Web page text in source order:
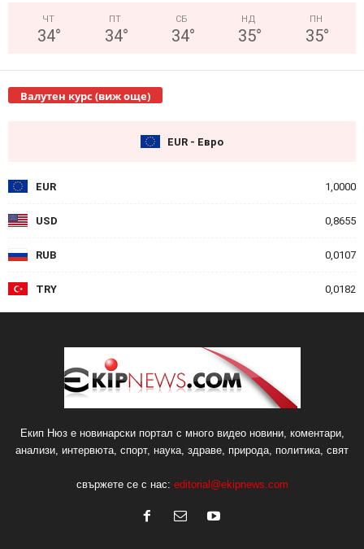
ЧТ
34°
ПТ
34°
СБ
34°
НД
35°
ПН
35°
Валутен курс (виж още)
EUR - Евро
EUR 1,0000
USD 0,8655
RUB 0,0107
TRY 0,0182
Екип Нюз е новинарски портал с много видео новини, коментари,
анализи, интервюта, спорт, наука, здраве, природа, политика, свят
свържете се с нас: editorial@ekipnews.com